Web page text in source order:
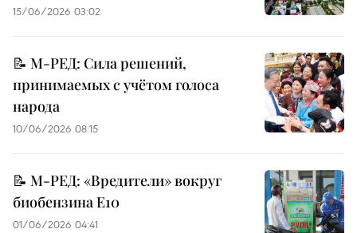
15/06/2026 03:02
📝 М-РЕД: Сила решений,
принимаемых с учётом голоса
народа
10/06/2026 08:15
📝 М-РЕД: «Вредители» вокруг
биобензина E10
01/06/2026 04:41